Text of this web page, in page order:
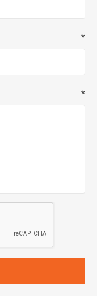
*
*